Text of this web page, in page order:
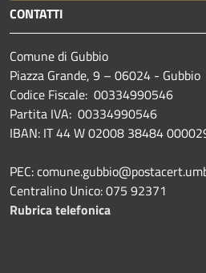
CONTATTI
Comune di Gubbio
Piazza Grande, 9 – 06024 - Gubbio
Codice Fiscale: 00334990546
Partita IVA: 00334990546
IBAN: IT 44 W 02008 38484
PEC:
Centralino Unico: 075 92371
Rubrica telefonica